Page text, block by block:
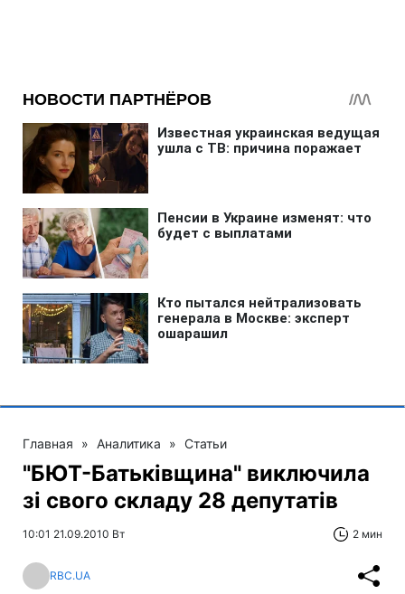
Главная » Аналитика » Статьи
"БЮТ-Батьківщина" виключила
зі свого складу 28 депутатів
10:01 21.09.2010 Вт 2 мин
RBC.UA